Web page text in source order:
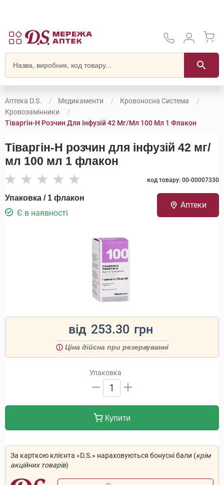
Аптека D.S. Медикаменти
Кровоносна Система
Кровозамінники
Тіваргін-Н Розчин Для Інфузій 42 Мг/мл 100 Мл 1 Флакон
Тіваргін-Н розчин для інфузій 42 мг/
мл 100 мл 1 флакон
код товару: 00-00007330
Упаковка / 1 флакон
Є в наявності
Аптеки
від 253.30 грн
Ціна дійсна при резервуванні
Упаковка
1
Купити
За карткою клієнта «D.S.» нараховуються бонусні бали (крім
акційних товарів)